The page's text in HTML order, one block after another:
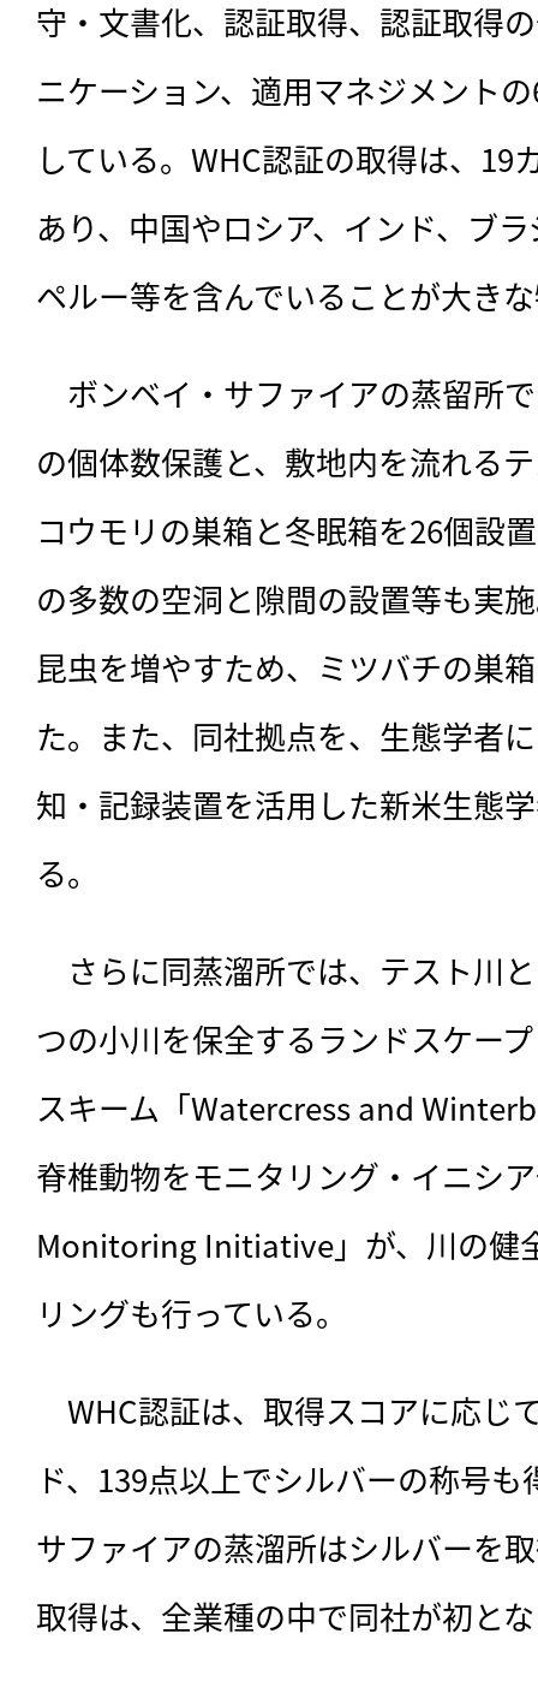
守・文書化、認証取得、認証取得
ニケーション、適用マネジメント
している。WHC認証の取得は、19
あり、中国やロシア、インド、ブ
ペルー等を含んでいることが大き
ボンベイ・サファイアの蒸留所
の個体数保護と、敷地内を流れる
コウモリの巣箱と冬眠箱を26個設
の多数の空洞と隙間の設置等も実
昆虫を増やすため、ミツバチの巣
た。また、同社拠点を、生態学者
知・記録装置を活用した新米生態
る。
さらに同蒸溜所では、テスト川
つの小川を保全するランドスケー
スキーム「Watercress and
脊椎動物をモニタリング・イニシ
Monitoring Initiative」が、川の健
リングも行っている。
WHC認証は、取得スコアに応じ
ド、139点以上でシルバーの称号
サファイアの蒸溜所はシルバーを
取得は、全業種の中で同社が初と